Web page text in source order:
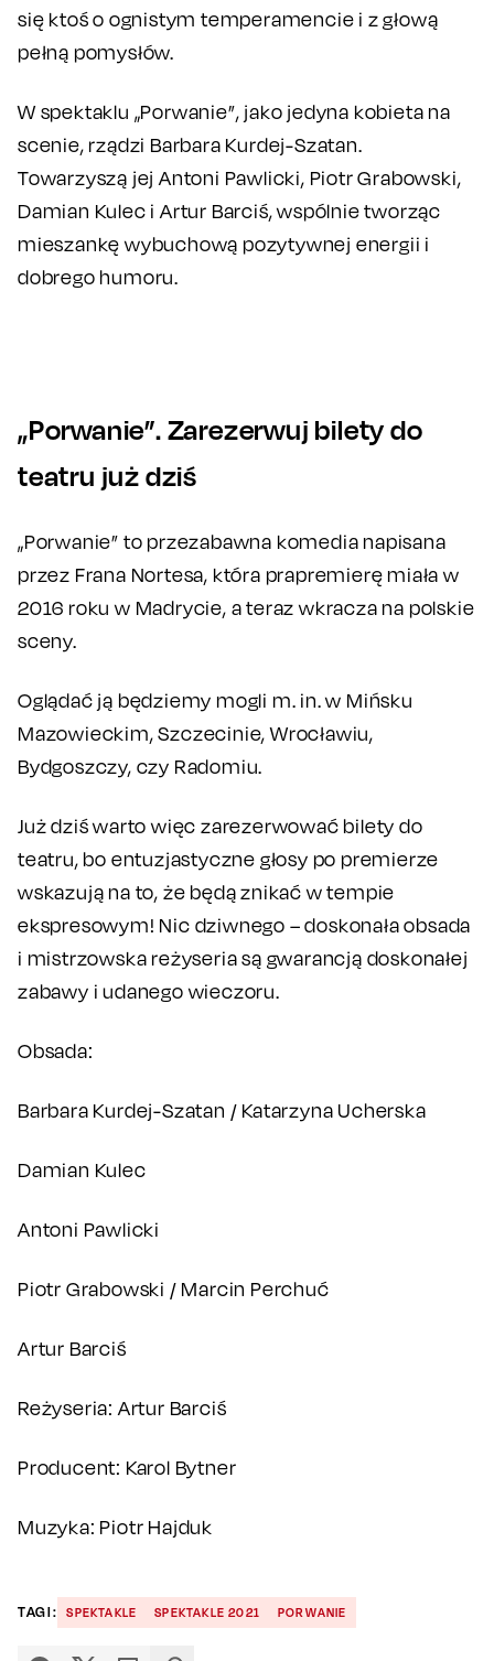
się ktoś o ognistym temperamencie i z głową
pełną pomysłów.
W spektaklu „Porwanie”, jako jedyna kobieta na
scenie, rządzi Barbara Kurdej-Szatan.
Towarzyszą jej Antoni Pawlicki, Piotr Grabowski,
Damian Kulec i Artur Barciś, wspólnie tworząc
mieszankę wybuchową pozytywnej energii i
dobrego humoru.
„Porwanie”. Zarezerwuj bilety do
teatru już dziś
„Porwanie” to przezabawna komedia napisana
przez Frana Nortesa, która prapremierę miała w
2016 roku w Madrycie, a teraz wkracza na polskie
sceny.
Oglądać ją będziemy mogli m. in. w Mińsku
Mazowieckim, Szczecinie, Wrocławiu,
Bydgoszczy, czy Radomiu.
Już dziś warto więc zarezerwować bilety do
teatru, bo entuzjastyczne głosy po premierze
wskazują na to, że będą znikać w tempie
ekspresowym! Nic dziwnego – doskonała obsada
i mistrzowska reżyseria są gwarancją doskonałej
zabawy i udanego wieczoru.
Obsada:
Barbara Kurdej-Szatan / Katarzyna Ucherska
Damian Kulec
Antoni Pawlicki
Piotr Grabowski / Marcin Perchuć
Artur Barciś
Reżyseria: Artur Barciś
Producent: Karol Bytner
Muzyka: Piotr Hajduk
TAGI: SPEKTAKLE SPEKTAKLE 2021 PORWANIE